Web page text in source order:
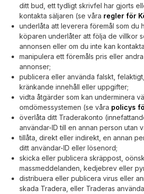
ditt bud, ett tydligt skrivfel har gjorts
kontakta säljaren (se våra regler för
underlåta att leverera föremål som du
köparen underlåter att följa de villkor
annonsen eller om du inte kan
manipulera ett föremåls pris eller
annonser;
publicera eller använda falskt,
kränkande innehåll eller uppgifter;
vidta åtgärder som kan underminera
omdömessystemen (se våra policys
överlåta ditt Traderakonto
användar-ID till en annan person utan
tillåta, direkt eller indirekt, en annan
ditt användar-ID eller lösenord;
skicka eller publicera skräppost,
massmeddelanden, kedjebrev eller
distribuera eller publicera virus eller
skada Tradera, eller Traderas